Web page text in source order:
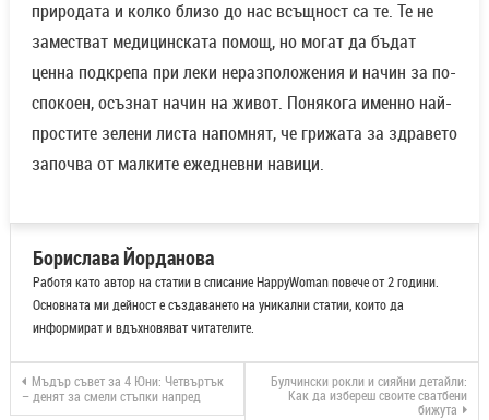
природата и колко близо до нас всъщност са те. Те не
заместват медицинската помощ, но могат да бъдат
ценна подкрепа при леки неразположения и начин за по-
спокоен, осъзнат начин на живот. Понякога именно най-
простите зелени листа напомнят, че грижата за здравето
започва от малките ежедневни навици.
Борислава Йорданова
Работя като автор на статии в списание HappyWoman повече от 2 години.
Основната ми дейност е създаването на уникални статии, които да
информират и вдъхновяват читателите.
Мъдър съвет за 4 Юни: Четвъртък
– денят за смели стъпки напред
Булчински рокли и сияйни детайли:
Как да избереш своите сватбени
бижута